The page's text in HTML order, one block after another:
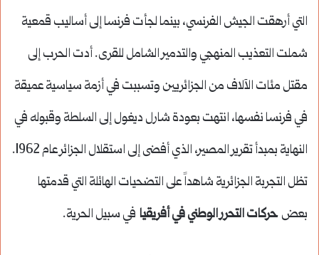
التي أرهقت الجيش الفرنسي، بينما لجأت فرنسا إلى أساليب قمعية
شملت التعذيب المنهجي والتدمير الشامل للقرى. أدت الحرب إلى
مقتل مئات الآلاف من الجزائريين وتسببت في أزمة سياسية عميقة
في فرنسا نفسها، انتهت بعودة شارل ديغول إلى السلطة وقبوله في
النهاية بمبدأ تقرير المصير، الذي أفضى إلى استقلال الجزائر عام 1962.
تظل التجربة الجزائرية شاهداً على التضحيات الهائلة التي قدمتها
بعضحركات التحرر الوطني في أفريقيا في سبيل الحرية.